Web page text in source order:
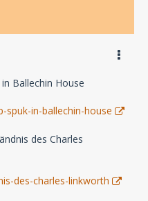
Ballechin House
in-ballechin-house
des Charles
des-charles-linkworth